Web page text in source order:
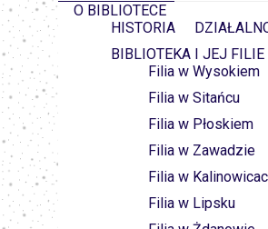
O BIBLIOTECE
HISTORIA
BIBLIOTEKA I JEJ FILIE
Filia w Wysokiem
Filia w Sitańcu
Filia w Płoskiem
Filia w Zawadzie
Filia w
Filia w Lipsku